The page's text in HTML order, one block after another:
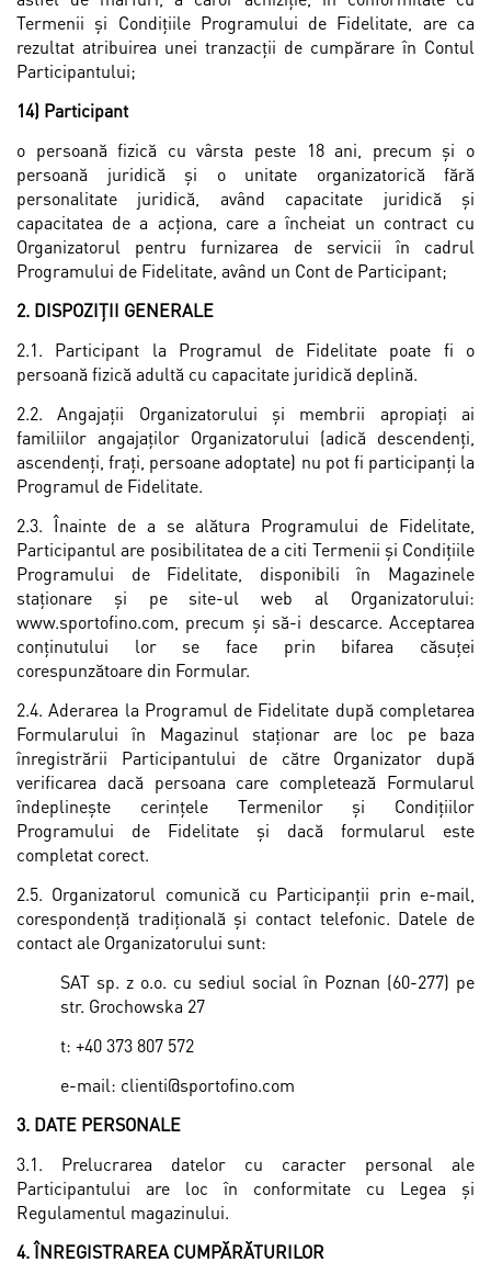
Termenii și Condiţiile Programului de Fidelitate, are ca
rezultat atribuirea unei tranzacţii de cumpărare în Contul
Participantului;
14) Participant
o persoană fizică cu vârsta peste 18 ani, precum și o
persoană juridică și o unitate organizatorică fără
personalitate juridică, având capacitate juridică și
capacitatea de a acţiona, care a încheiat un contract cu
Organizatorul pentru furnizarea de servicii în cadrul
Programului de Fidelitate, având un Cont de Participant;
2. DISPOZIȚII GENERALE
2.1. Participant la Programul de Fidelitate poate fi o
persoană fizică adultă cu capacitate juridică deplină.
2.2. Angajații Organizatorului și membrii apropiați ai
familiilor angajaților Organizatorului (adică descendenți,
ascendenți, frați, persoane adoptate) nu pot fi participanți la
Programul de Fidelitate.
2.3. Înainte de a se alătura Programului de Fidelitate,
Participantul are posibilitatea de a citi Termenii și Condiţiile
Programului de Fidelitate, disponibili în Magazinele
staționare și pe site-ul web al Organizatorului:
www.sportofino.com, precum și să-i descarce. Acceptarea
conținutului lor se face prin bifarea căsuței
corespunzătoare din Formular.
2.4. Aderarea la Programul de Fidelitate după completarea
Formularului în Magazinul staţionar are loc pe baza
înregistrării Participantului de către Organizator după
verificarea dacă persoana care completează Formularul
îndeplineşte cerinţele Termenilor și Condiţiilor
Programului de Fidelitate și dacă formularul este
completat corect.
2.5. Organizatorul comunică cu Participanții prin e-mail,
corespondență tradițională și contact telefonic. Datele de
contact ale Organizatorului sunt:
SAT sp. z o.o. cu sediul social în Poznan (60-277) pe
str. Grochowska 27
t: +40 373 807 572
e-mail: clienti@sportofino.com
3. DATE PERSONALE
3.1. Prelucrarea datelor cu caracter personal ale
Participantului are loc în conformitate cu Legea și
Regulamentul magazinului.
4. ÎNREGISTRAREA CUMPĂRĂTURILOR